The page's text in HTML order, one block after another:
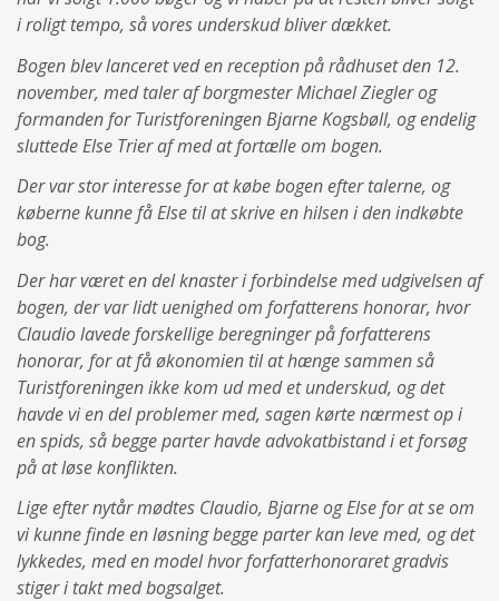
i roligt tempo, så vores underskud bliver dækket.
Bogen blev lanceret ved en reception på rådhuset den 12.
november, med taler af borgmester Michael Ziegler og
formanden for Turistforeningen Bjarne Kogsbøll, og endelig
sluttede Else Trier af med at fortælle om bogen.
Der var stor interesse for at købe bogen efter talerne, og
køberne kunne få Else til at skrive en hilsen i den indkøbte
bog.
Der har været en del knaster i forbindelse med udgivelsen af
bogen, der var lidt uenighed om forfatterens honorar, hvor
Claudio lavede forskellige beregninger på forfatterens
honorar, for at få økonomien til at hænge sammen så
Turistforeningen ikke kom ud med et underskud, og det
havde vi en del problemer med, sagen kørte nærmest op i
en spids, så begge parter havde advokatbistand i et forsøg
på at løse konflikten.
Lige efter nytår mødtes Claudio, Bjarne og Else for at se om
vi kunne finde en løsning begge parter kan leve med, og det
lykkedes, med en model hvor forfatterhonoraret gradvis
stiger i takt med bogsalget.